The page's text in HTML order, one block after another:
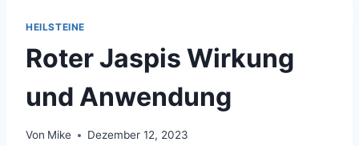
HEILSTEINE
Roter Jaspis Wirkung
und Anwendung
Von Mike Dezember 12, 2023